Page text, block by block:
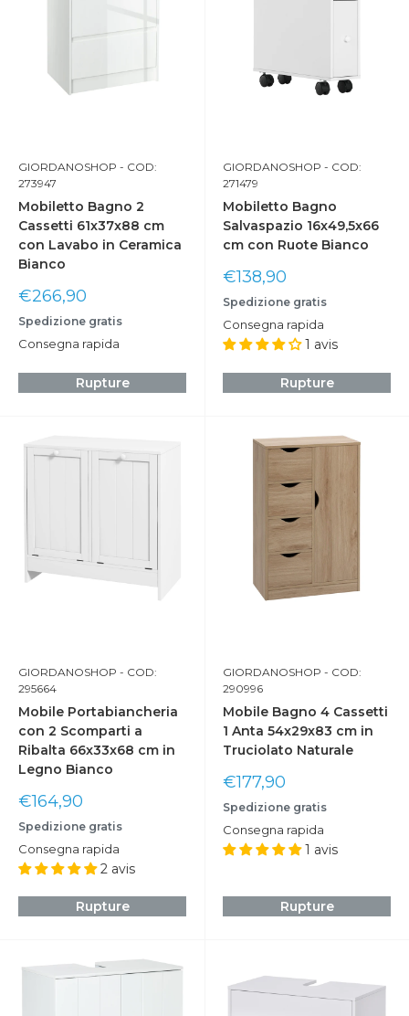
GIORDANOSHOP - COD:
273947
Mobiletto Bagno 2
Cassetti 61x37x88 cm
con Lavabo in Ceramica
Bianco
Prix
réduit
€266,90
Spedizione gratis
Consegna rapida
Rupture
GIORDANOSHOP - COD:
271479
Mobiletto Bagno
Salvaspazio 16x49,5x66
cm con Ruote Bianco
Prix
réduit
€138,90
Spedizione gratis
Consegna rapida
1 avis
Rupture
GIORDANOSHOP - COD:
295664
Mobile Portabiancheria
con 2 Scomparti a
Ribalta 66x33x68 cm in
Legno Bianco
Prix
réduit
€164,90
Spedizione gratis
Consegna rapida
2 avis
Rupture
GIORDANOSHOP - COD:
290996
Mobile Bagno 4 Cassetti
1 Anta 54x29x83 cm in
Truciolato Naturale
Prix
réduit
€177,90
Spedizione gratis
Consegna rapida
1 avis
Rupture